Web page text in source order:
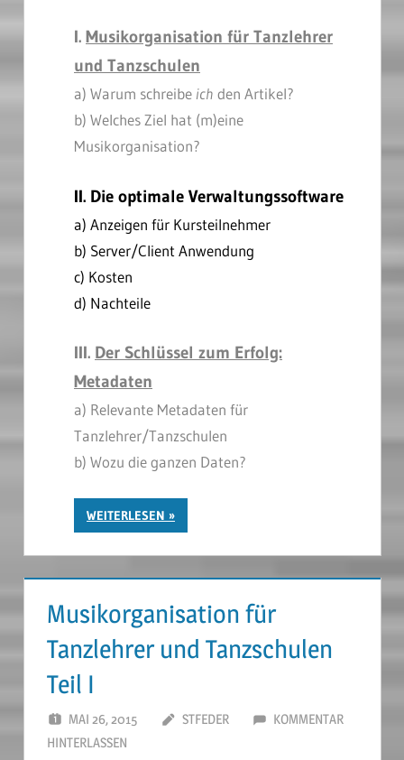
I. Musikorganisation für Tanzlehrer
und Tanzschulen
a) Warum schreibe ich den Artikel?
b) Welches Ziel hat (m)eine
Musikorganisation?
II. Die optimale Verwaltungssoftware
a) Anzeigen für Kursteilnehmer
b) Server/Client Anwendung
c) Kosten
d) Nachteile
III. Der Schlüssel zum Erfolg:
Metadaten
a) Relevante Metadaten für
Tanzlehrer/Tanzschulen
b) Wozu die ganzen Daten?
WEITERLESEN
Musikorganisation für
Tanzlehrer und Tanzschulen
Teil I
MAI 26, 2015 STFEDER
KOMMENTAR
HINTERLASSEN